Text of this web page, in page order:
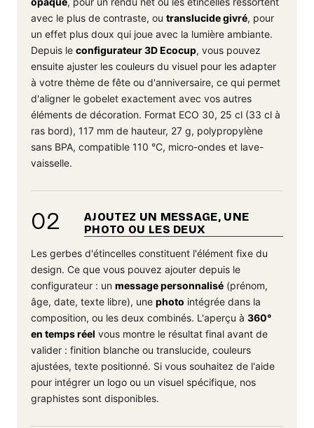
avec le plus de contraste, ou translucide givré, pour
un effet plus doux qui joue avec la lumière ambiante.
Depuis le configurateur 3D Ecocup, vous pouvez
ensuite ajuster les couleurs du visuel pour les adapter
à votre thème de fête ou d'anniversaire, ce qui permet
d'aligner le gobelet exactement avec vos autres
éléments de décoration. Format ECO 30, 25 cl (33 cl à
ras bord), 117 mm de hauteur, 27 g, polypropylène
sans BPA, compatible 110 °C, micro-ondes et lave-
vaisselle.
02
AJOUTEZ UN MESSAGE, UNE
PHOTO OU LES DEUX
Les gerbes d'étincelles constituent l'élément fixe du
design. Ce que vous pouvez ajouter depuis le
configurateur : un message personnalisé (prénom,
âge, date, texte libre), une photo intégrée dans la
composition, ou les deux combinés. L'aperçu à 360°
en temps réel vous montre le résultat final avant de
valider : finition blanche ou translucide, couleurs
ajustées, texte positionné. Si vous souhaitez de l'aide
pour intégrer un logo ou un visuel spécifique, nos
graphistes sont disponibles.